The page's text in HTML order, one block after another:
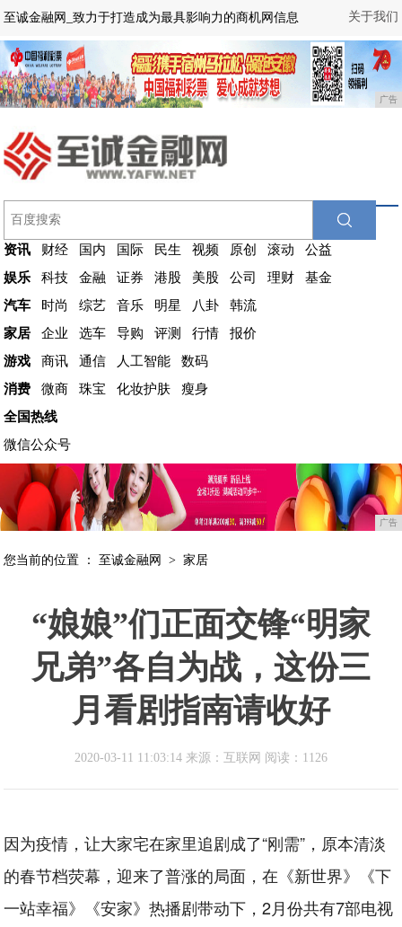
关于我们
至诚金融网_致力于打造成为最具影响力的商机网信息
广告
资讯 财经 国内 国际 民生 视频 原创 滚动
公益
娱乐
科技 金融 证券 港股 美股 公司 理财
基金
汽车
时尚 综艺 音乐 明星 八卦
韩流
家居
企业 选车 导购 评测 行情
报价
游戏
商讯 通信 人工智能
数码
消费
微商 珠宝 化妆护肤
瘦身
全国热线
微信公众号
广告
您当前的位置 ： 至诚金融网 >家居
“娘娘”们正面交锋“明家
兄弟”各自为战，这份三
月看剧指南请收好
2020-03-11 11:03:14 来源：互联网 阅读：1126
因为疫情，让大家宅在家里追剧成了“刚需”，原本清淡
的春节档荧幕，迎来了普涨的局面，在《新世界》《下
一站幸福》《安家》热播剧带动下，2月份共有7部电视